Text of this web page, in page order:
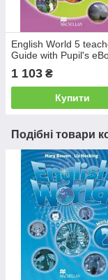
English World 5
Guide with Pupil's
1 103 ₴
Купити
Подібні товари